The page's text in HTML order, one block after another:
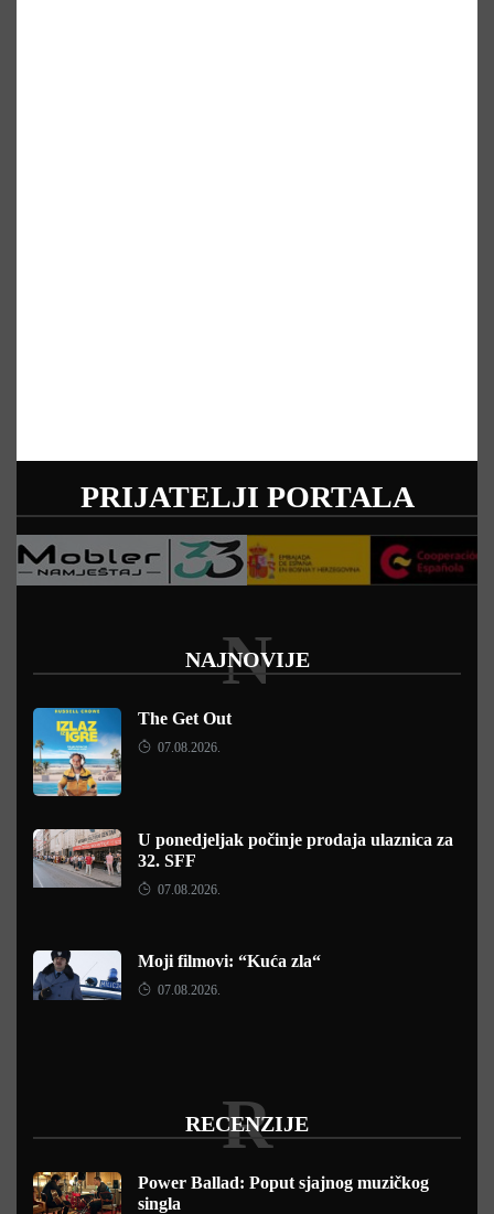
PRIJATELJI PORTALA
NAJNOVIJE
N
The Get Out
07.08.2026.
U ponedjeljak počinje prodaja ulaznica za
32. SFF
07.08.2026.
Moji filmovi: “Kuća zla“
07.08.2026.
RECENZIJE
R
Power Ballad: Poput sjajnog muzičkog
singla